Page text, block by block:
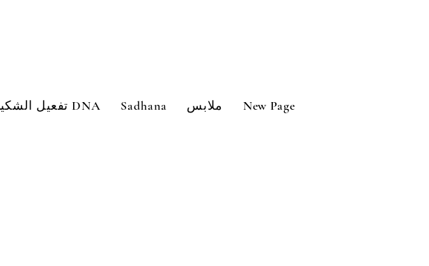
تفعيل الشكينة DNA Sadhana ملابس New Page